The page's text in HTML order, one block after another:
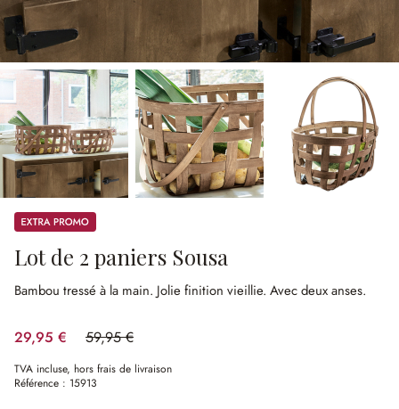
Promos
Lot de 2 paniers Sousa
Bambou tressé à la main. Jolie finition vieillie. Avec deux anses.
29,95 € 59,95 €
(50.04%spared)
TVA incluse, hors frais de livraison
Référence : 15913